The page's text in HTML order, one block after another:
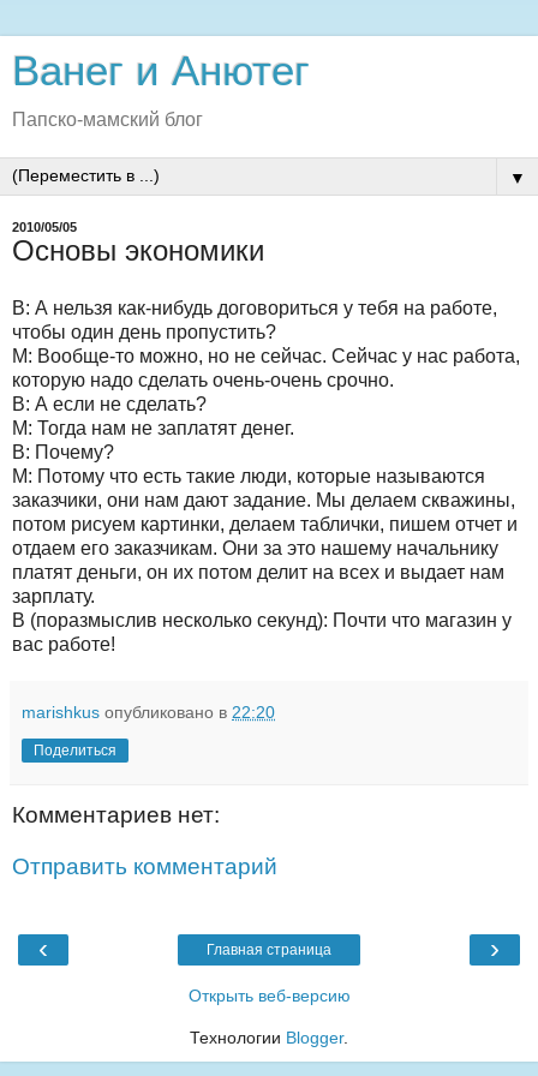
Ванег и Анютег
Папско-мамский блог
▼
2010/05/05
Основы экономики
В: А нельзя как-нибудь договориться у тебя на работе,
чтобы один день пропустить?
М: Вообще-то можно, но не сейчас. Сейчас у нас работа,
которую надо сделать очень-очень срочно.
В: А если не сделать?
М: Тогда нам не заплатят денег.
В: Почему?
М: Потому что есть такие люди, которые называются
заказчики, они нам дают задание. Мы делаем скважины,
потом рисуем картинки, делаем таблички, пишем отчет и
отдаем его заказчикам. Они за это нашему начальнику
платят деньги, он их потом делит на всех и выдает нам
зарплату.
В (поразмыслив несколько секунд): Почти что магазин у
вас работе!
marishkus опубликовано в 22:20
Поделиться
Комментариев нет:
Отправить комментарий
‹ ›
Главная страница
Открыть веб-версию
Технологии Blogger.